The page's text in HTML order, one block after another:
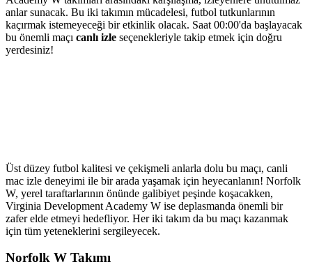
anlar sunacak. Bu iki takımın mücadelesi, futbol tutkunlarının
kaçırmak istemeyeceği bir etkinlik olacak. Saat 00:00'da başlayacak
bu önemli maçı canlı izle seçenekleriyle takip etmek için doğru
yerdesiniz!
Üst düzey futbol kalitesi ve çekişmeli anlarla dolu bu maçı, canli
mac izle deneyimi ile bir arada yaşamak için heyecanlanın! Norfolk
W, yerel taraftarlarının önünde galibiyet peşinde koşacakken,
Virginia Development Academy W ise deplasmanda önemli bir
zafer elde etmeyi hedefliyor. Her iki takım da bu maçı kazanmak
için tüm yeteneklerini sergileyecek.
Norfolk W Takımı